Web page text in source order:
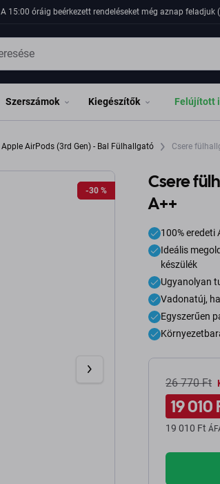
A 15:00 óráig beérkezett rendeléseket még aznap
Szerszámok Kiegészítők Felújított
Apple AirPods (3rd Gen) - Bal Fülhallgató Csere
-30 %
-30 %
Csere
A++
100%
Ideális
készülék
Ugyanolyan
Vadonatúj,
Egyszerűen
26 770 Ft
19 010
19 010 Ft